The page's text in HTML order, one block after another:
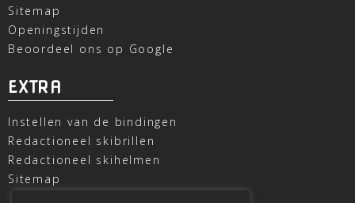
Sitemap
Openingstijden
Beoordeel ons op Google
EXTRA
Instellen van de bindingen
Redactioneel skibrillen
Redactioneel skihelmen
Sitemap